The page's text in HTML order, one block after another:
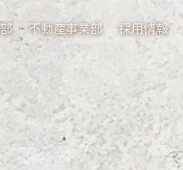
不動産事業部 採用情報